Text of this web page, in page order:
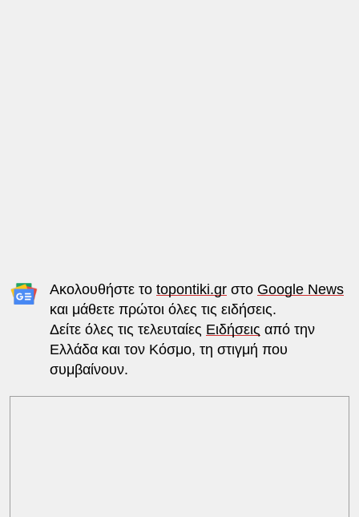
Ακολουθήστε το topontiki.grστο Google News
και μάθετε πρώτοι όλες τις ειδήσεις.
Δείτε όλες τις τελευταίες Ειδήσεις από την
Ελλάδα και τον Κόσμο, τη στιγμή που
συμβαίνουν.